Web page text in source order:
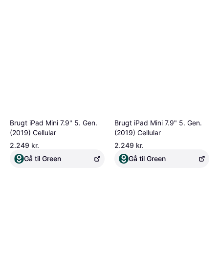
Brugt iPad Mini 7.9" 5. Gen.
(2019) Cellular
2.249 kr.
Gå til Green
Brugt iPad Mini 7.9" 5. Gen.
(2019) Cellular
2.249 kr.
Gå til Green